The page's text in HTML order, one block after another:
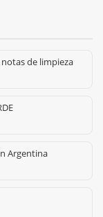
de limpieza
Argentina